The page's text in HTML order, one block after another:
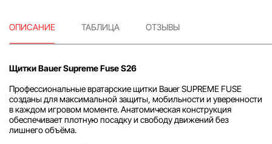
ОПИСАНИЕ ТАБЛИЦА ОТЗЫВЫ
Щитки Bauer Supreme Fuse S26
Профессиональные вратарские щитки Bauer SUPREME FUSE
созданы для максимальной защиты, мобильности и уверенности
в каждом игровом моменте. Анатомическая конструкция
обеспечивает плотную посадку и свободу движений без
лишнего объёма.